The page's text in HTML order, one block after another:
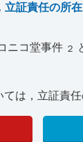
証責任の所在
ニコ堂事件 ２
は，立証責任